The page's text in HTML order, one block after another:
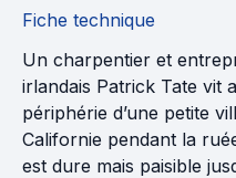
Fiche technique
Un charpentier et
irlandais Patrick Tate vit
périphérie d’une petite
Californie pendant la
est dure mais paisible